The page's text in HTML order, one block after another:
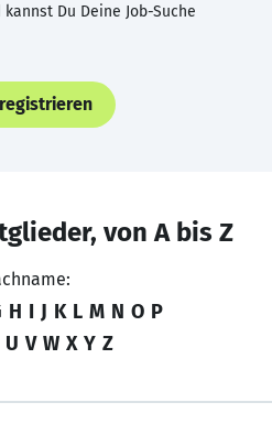
Du Deine Job-Suche
von A bis Z
H I J K L M N O P
U V W X Y Z